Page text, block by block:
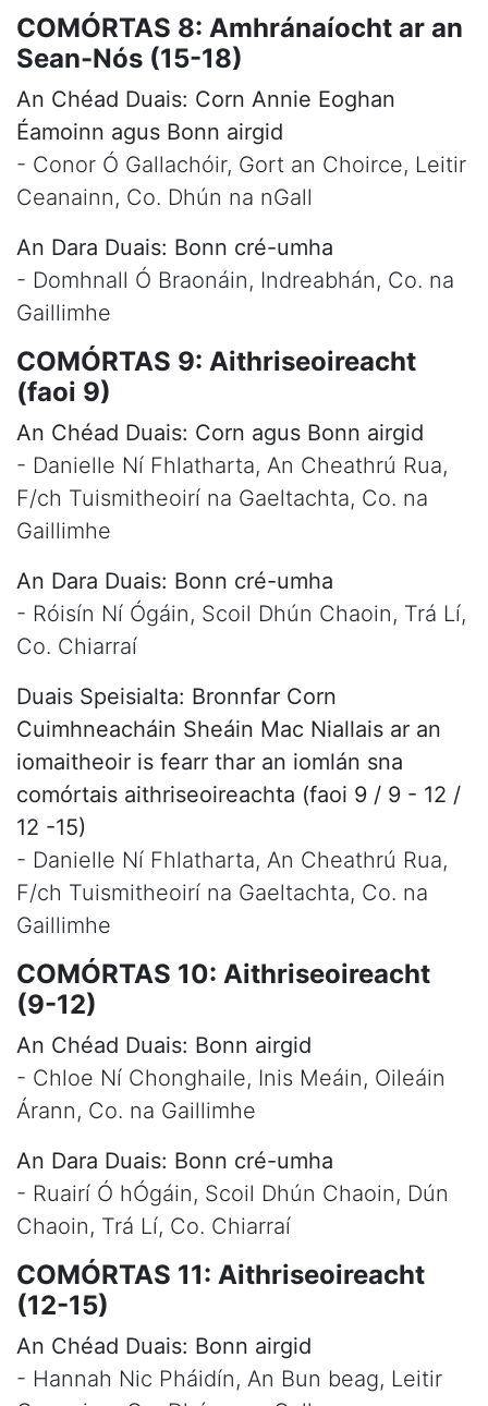
COMÓRTAS 8: Amhránaíocht ar an
Sean-Nós (15-18)
An Chéad Duais: Corn Annie Eoghan
Éamoinn agus Bonn airgid
- Conor Ó Gallachóir, Gort an Choirce, Leitir
Ceanainn, Co. Dhún na nGall
An Dara Duais: Bonn cré-umha
- Domhnall Ó Braonáin, Indreabhán, Co. na
Gaillimhe
COMÓRTAS 9: Aithriseoireacht
(faoi 9)
An Chéad Duais: Corn agus Bonn airgid
- Danielle Ní Fhlatharta, An Cheathrú Rua,
F/ch Tuismitheoirí na Gaeltachta, Co. na
Gaillimhe
An Dara Duais: Bonn cré-umha
- Róisín Ní Ógáin, Scoil Dhún Chaoin, Trá Lí,
Co. Chiarraí
Duais Speisialta: Bronnfar Corn
Cuimhneacháin Sheáin Mac Niallais ar an
iomaitheoir is fearr thar an iomlán sna
comórtais aithriseoireachta (faoi 9 / 9 - 12 /
12 -15)
- Danielle Ní Fhlatharta, An Cheathrú Rua,
F/ch Tuismitheoirí na Gaeltachta, Co. na
Gaillimhe
COMÓRTAS 10: Aithriseoireacht
(9-12)
An Chéad Duais: Bonn airgid
- Chloe Ní Chonghaile, Inis Meáin, Oileáin
Árann, Co. na Gaillimhe
An Dara Duais: Bonn cré-umha
- Ruairí Ó hÓgáin, Scoil Dhún Chaoin, Dún
Chaoin, Trá Lí, Co. Chiarraí
COMÓRTAS 11: Aithriseoireacht
(12-15)
An Chéad Duais: Bonn airgid
- Hannah Nic Pháidín, An Bun beag, Leitir